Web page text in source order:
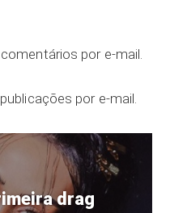
por e-mail.
por e-mail.
drag